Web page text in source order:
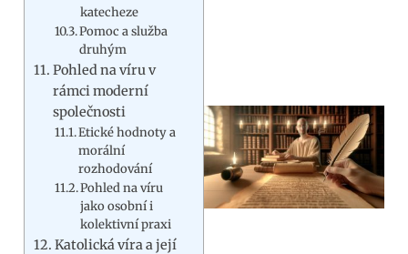
katecheze
Pomoc a služba
druhým
Pohled na víru v
rámci moderní
společnosti
Etické hodnoty a
morální
rozhodování
Pohled na víru
jako osobní i
kolektivní praxi
Katolická víra a její